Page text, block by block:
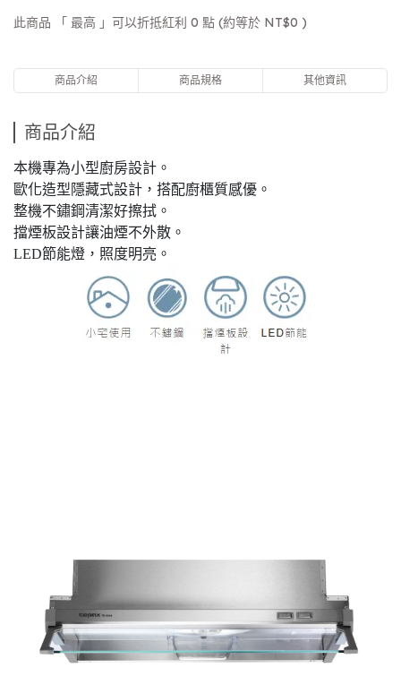
此商品 「 最高 」可以折抵紅利 0 點 (約等於 NT$0 )
商品介紹 商品規格 其他資訊
商品介紹
本機專為小型廚房設計。
歐化造型隱藏式設計，搭配廚櫃質感優。
整機不鏽鋼清潔好擦拭。
擋煙板設計讓油煙不外散。
LED節能燈，照度明亮。